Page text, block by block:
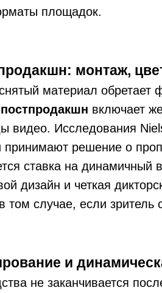
площадок.
монтаж,
материал
постпродакшн включает
видео. Исследования
принимают решение о
ставка на динамичный
дизайн и четкая
случае, если зритель
и
не заканчивается